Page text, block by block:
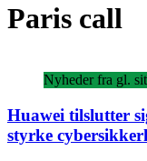
Paris call
Nyheder fra gl.
Huawei tilslutter
styrke